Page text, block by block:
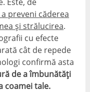
preveni căderea
și strălucirea.
cu efecte
cât de repede
confirmă asta
de a îmbunătăți
coamei tale.